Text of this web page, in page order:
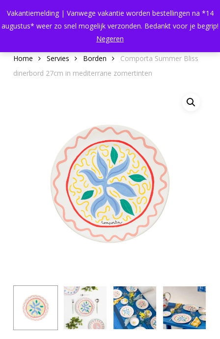
Vakantiemelding | Vanwege vakantie worden bestellingen na *14
augustus* weer zo snel mogelijk verzonden. Bedankt voor je begrip!
Negeren
main
Menu
Cart Close
Cart
Home Servies Borden
Comporta Summer Bliss
dinerbord 27cm in mediterrane zomertinten